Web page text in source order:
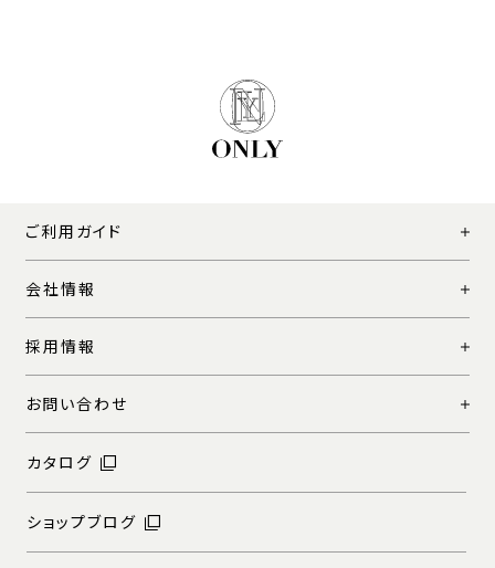
ご利用ガイド
会社情報
採用情報
お問い合わせ
カタログ
ショップブログ